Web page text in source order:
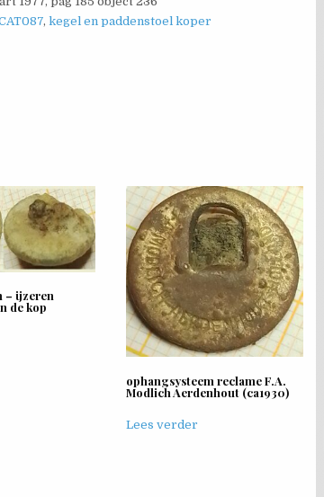
,kegel en paddenstoel koper
– ijzeren
de kop
ophangsysteem reclame F.A.
Modlich Aerdenhout (ca1930)
Lees verder